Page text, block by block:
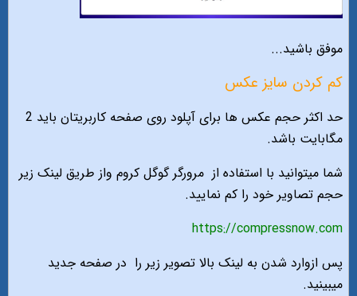
موفق باشید...
کم کردن سایز عکس
حد اکثر حجم عکس ها برای آپلود روی صفحه کاربریتان باید 2
مگابایت باشد.
شما میتوانید با استفاده از مرورگر گوگل کروم واز طریق لینک زیر
حجم تصاویر خود را کم نمایید.
https://compressnow.com
پس ازوارد شدن به لینک بالا تصویر زیر را در صفحه جدید
میبینید.